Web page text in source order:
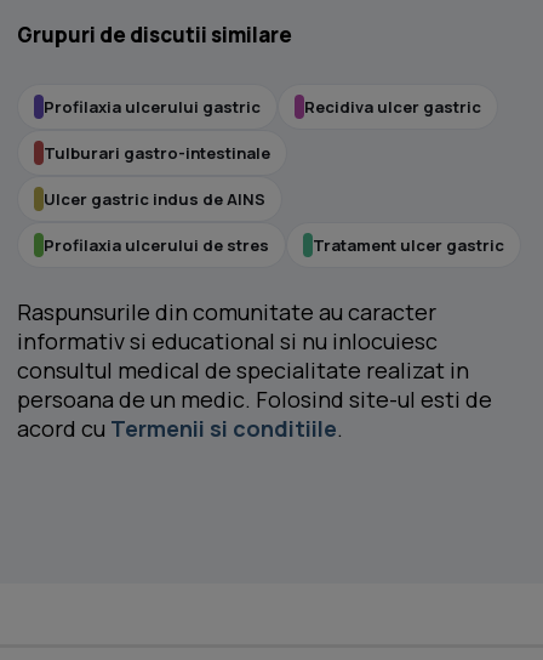
Grupuri de discutii similare
Profilaxia ulcerului gastric Recidiva ulcer gastric
Tulburari gastro-intestinale
Ulcer gastric indus de AINS
Profilaxia ulcerului de stres Tratament ulcer gastric
Raspunsurile din comunitate au caracter
informativ si educational si nu inlocuiesc
consultul medical de specialitate realizat in
persoana de un medic. Folosind site-ul esti de
acord cu Termenii si conditiile.